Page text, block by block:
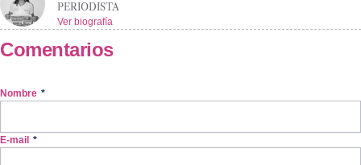
PERIODISTA
Ver biografía
Comentarios
Nombre *
E-mail *